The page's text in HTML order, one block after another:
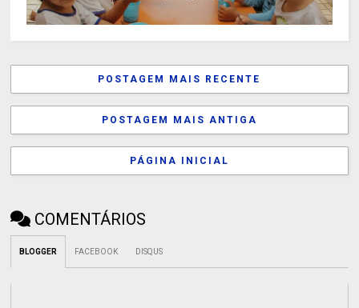
POSTAGEM MAIS RECENTE
POSTAGEM MAIS ANTIGA
PÁGINA INICIAL
COMENTÁRIOS
BLOGGER FACEBOOK DISQUS